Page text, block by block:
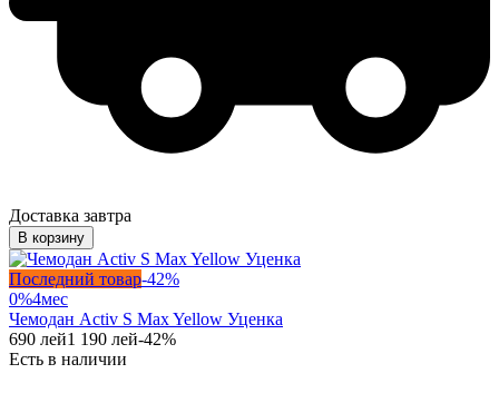
Доставка завтра
В корзину
Последний товар-42%
0%4мес
Чемодан Activ S Max Yellow Уценка
690 лей1 190 лей-42%
Есть в наличии